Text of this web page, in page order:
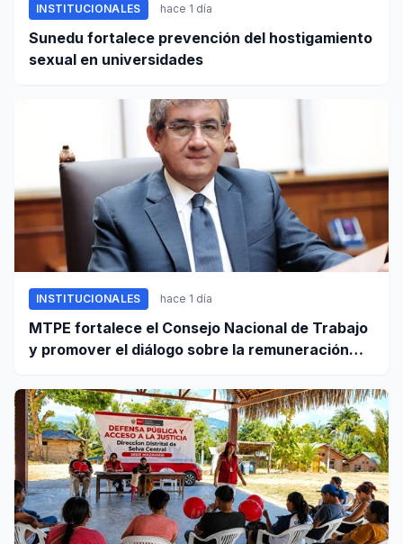
INSTITUCIONALES hace 1 día
Sunedu fortalece prevención del hostigamiento
sexual en universidades
INSTITUCIONALES hace 1 día
MTPE fortalece el Consejo Nacional de Trabajo
y promover el diálogo sobre la remuneración